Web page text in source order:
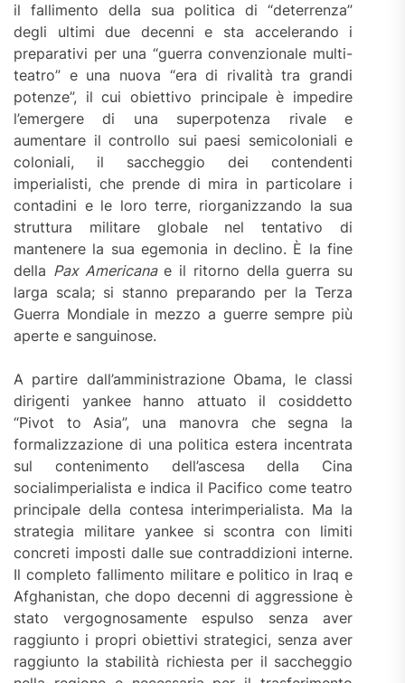
il fallimento della sua politica di “deterrenza”
degli ultimi due decenni e sta accelerando i
preparativi per una “guerra convenzionale multi-
teatro” e una nuova “era di rivalità tra grandi
potenze”, il cui obiettivo principale è impedire
l’emergere di una superpotenza rivale e
aumentare il controllo sui paesi semicoloniali e
coloniali, il saccheggio dei contendenti
imperialisti, che prende di mira in particolare i
contadini e le loro terre, riorganizzando la sua
struttura militare globale nel tentativo di
mantenere la sua egemonia in declino. È la fine
della Pax Americanae il ritorno della guerra su
larga scala; si stanno preparando per la Terza
Guerra Mondiale in mezzo a guerre sempre più
aperte e sanguinose.
A partire dall’amministrazione Obama, le classi
dirigenti yankee hanno attuato il cosiddetto
“Pivot to Asia”, una manovra che segna la
formalizzazione di una politica estera incentrata
sul contenimento dell’ascesa della Cina
socialimperialista e indica il Pacifico come teatro
principale della contesa interimperialista. Ma la
strategia militare yankee si scontra con limiti
concreti imposti dalle sue contraddizioni interne.
Il completo fallimento militare e politico in Iraq e
Afghanistan, che dopo decenni di aggressione è
stato vergognosamente espulso senza aver
raggiunto i propri obiettivi strategici, senza aver
raggiunto la stabilità richiesta per il saccheggio